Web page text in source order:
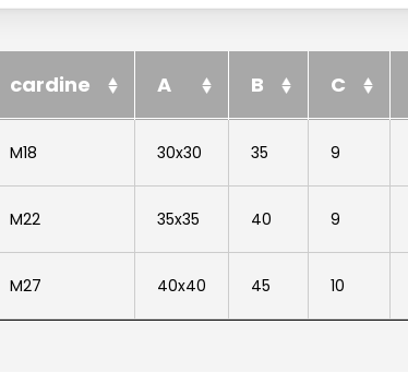
cardine A B C
M18 30x30 35 9
M22 35x35 40 9
M27 40x40 45 10